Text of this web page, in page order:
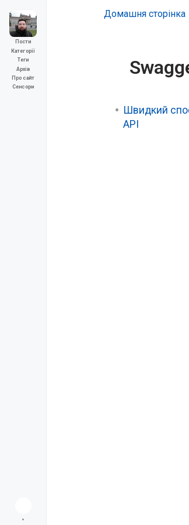
Пости
Категорії
Теги
Архів
Про сайт
Сенсори
Домашня сторінка
Швидкий
API